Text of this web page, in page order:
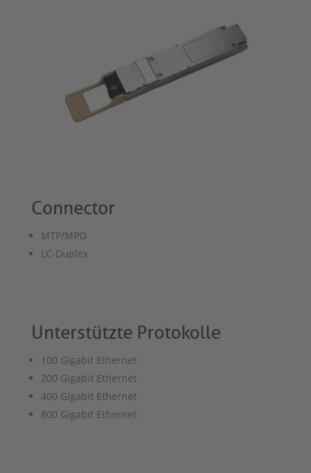
Connector
MTP/MPO
LC-Duplex
Unterstützte Protokolle
100 Gigabit Ethernet
200 Gigabit Ethernet
400 Gigabit Ethernet
800 Gigabit Ethernet